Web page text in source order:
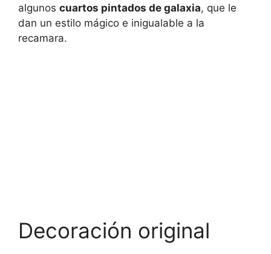
algunos cuartos pintados de galaxia, que le
dan un estilo mágico e inigualable a la
recamara.
Decoración original